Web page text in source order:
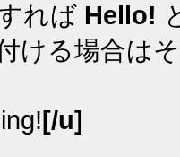
れば Hello!
ける場合は
[/u]